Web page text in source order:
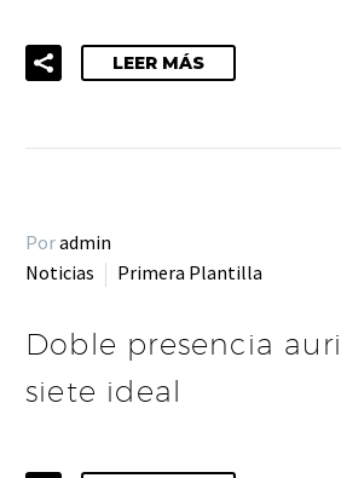
LEER MÁS
Poradmin
Noticias
Primera Plantilla
Doble presencia
siete ideal